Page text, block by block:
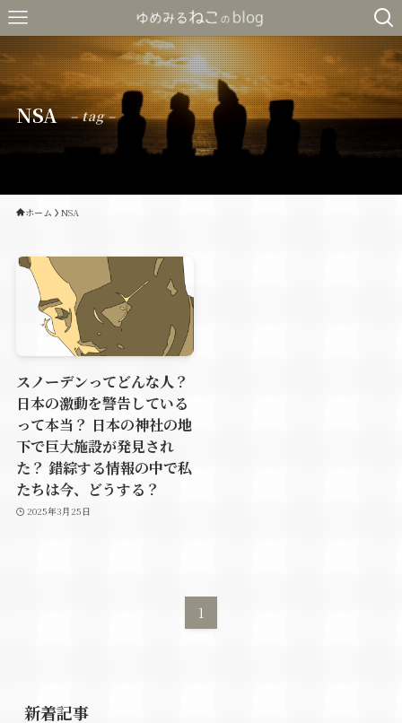
NSA – tag –
ホーム NSA
スノーデンってどんな人？
日本の激動を警告している
って本当？ 日本の神社の地
下で巨大施設が発見され
た？ 錯綜する情報の中で私
たちは今、どうする？
2025年3月25日
1
新着記事